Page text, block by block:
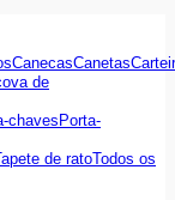
CanecasCanetas
de
chavesPorta-
de ratoTodos os